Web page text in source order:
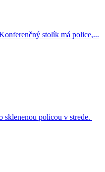
stolík má police,...
policou v strede.